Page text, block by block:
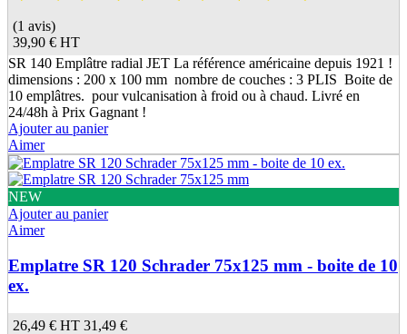
(1 avis)
39,90 € HT
SR 140 Emplâtre radial JET La référence américaine depuis 1921 !
dimensions : 200 x 100 mm nombre de couches : 3 PLIS Boite de
10 emplâtres. pour vulcanisation à froid ou à chaud. Livré en
24/48h à Prix Gagnant !
Ajouter au panier
Aimer
NEW
Ajouter au panier
Aimer
Emplatre SR 120 Schrader 75x125 mm - boite de 10
ex.
26,49 € HT 31,49 €